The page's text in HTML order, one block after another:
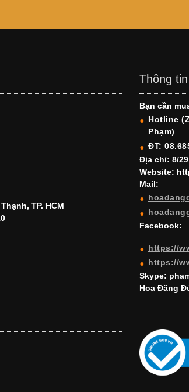
TP. HCM
Thông
Bạn cần
Hotline
Phạm)
ĐT:
Địa chỉ: 8/29
Website:
Mail:
Facebook:
https://
https://
Skype:
Hoa Đăng